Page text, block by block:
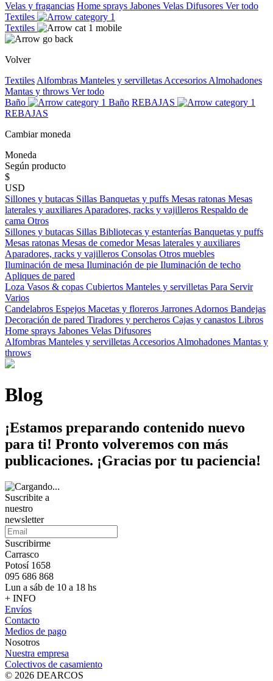
Velas y fragancias Home sprays Jabones Velas Difusores Ver todo
Textiles
Textiles
Volver
Textiles Alfombras Manteles y servilletas Accesorios Almohadones
Mantas y throws Ver todo
Baño
Baño REBAJAS
REBAJAS
Cambiar moneda
Moneda
Según producto
$
USD
Sillones y butacas Sillas Banquetas y puffs Mesas ratonas Mesas
laterales y auxiliares Aparadores, racks y vajilleros Respaldo de
cama Otros
Sillones y butacas Sillas Bibliotecas y estanterías Banquetas y puffs
Mesas ratonas Mesas de comedorMesas laterales y auxiliares
Aparadores, racks y vajilleros Consolas Otros muebles
Iluminación de mesa Iluminación de pie Iluminación de techo
Apliques de pared
Loza Vasos & copas Cubiertos Manteles y servilletas Para Servir
Varios
Candelabros Espejos Macetas y floreros Jarrones Adornos Bandejas
Decoración de pared Tiradores y percheros Cajas y canastos Libros
Home sprays Jabones Velas Difusores
Alfombras Manteles y servilletas Accesorios Almohadones Mantas y
throws
Blog
¡Estamos preparando contenido nuevo
para ti! Pronto volveremos con más
publicaciones. ¡Gracias por tu paciencia!
Suscribite a
nuestro
newsletter
Suscribirme
Carrasco
Potosí 1658
095 686 868
Lun a sáb de 10 a 18 hs
+ INFO
Envíos
Contacto
Medios de pago
Nosotros
Nuestra empresa
Colectivos de casamiento
© 2026 DEARCOS